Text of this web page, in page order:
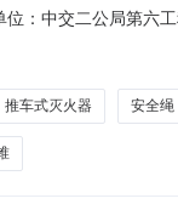
：中交二公局第六
段改建工程路基一
推车式灭火器 安全绳